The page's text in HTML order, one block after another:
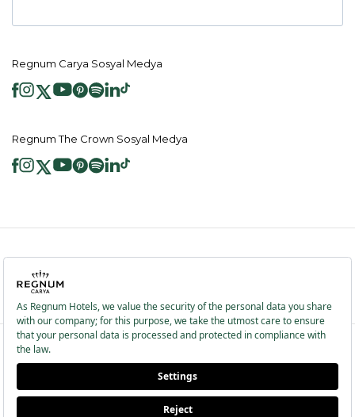
Regnum Carya Sosyal Medya
Regnum The Crown Sosyal Medya
2026 ® Regnum Hotels. Tüm hakları saklıdır.
Bilgi Toplumu Hizmetleri